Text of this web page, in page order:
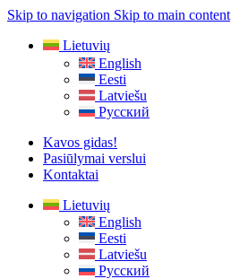
Skip to navigation Skip to main content
Lietuvių
English
Eesti
Latviešu
Русский
Kavos gidas!
Pasiūlymai verslui
Kontaktai
Lietuvių
English
Eesti
Latviešu
Русский